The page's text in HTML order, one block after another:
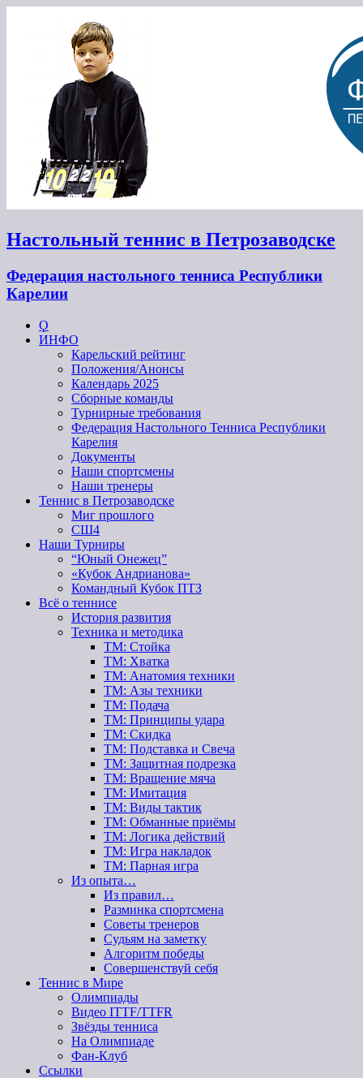
Настольный теннис в Петрозаводске
Федерация настольного тенниса Республики
Карелии
Ϙ
ИНФО
Карельский рейтинг
Положения/Анонсы
Календарь 2025
Сборные команды
Турнирные требования
Федерация Настольного Тенниса Республики
Карелия
Документы
Наши спортсмены
Наши тренеры
Теннис в Петрозаводске
Миг прошлого
СШ4
Наши Турниры
“Юный Онежец”
«Кубок Андрианова»
Командный Кубок ПТЗ
Всё о теннисе
История развития
Техника и методика
ТМ: Стойка
ТМ: Хватка
ТМ: Анатомия техники
ТМ: Азы техники
ТМ: Подача
ТМ: Принципы удара
ТМ: Скидка
ТМ: Подставка и Свеча
ТМ: Защитная подрезка
ТМ: Вращение мяча
ТМ: Имитация
ТМ: Виды тактик
ТМ: Обманные приёмы
ТМ: Логика действий
ТМ: Игра накладок
ТМ: Парная игра
Из опыта…
Из правил…
Разминка спортсмена
Советы тренеров
Судьям на заметку
Алгоритм победы
Совершенствуй себя
Теннис в Мире
Олимпиады
Видео ITTF/TTFR
Звёзды тенниса
На Олимпиаде
Фан-Клуб
Ссылки